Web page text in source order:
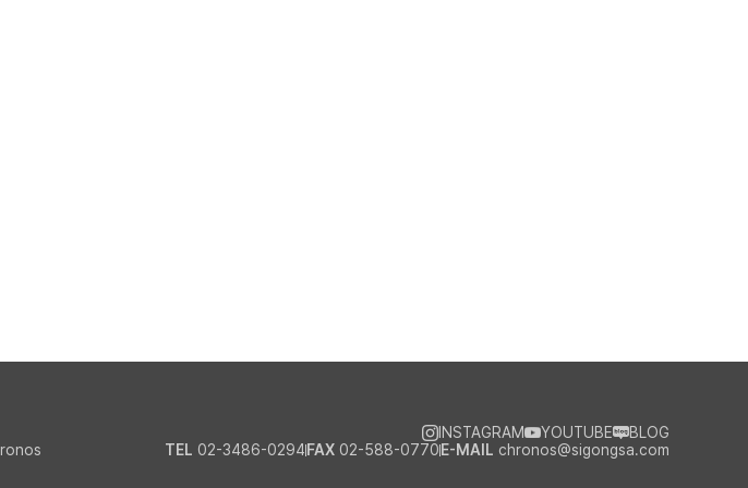
INSTAGRAM YOUTUBE
BLOG
TEL 02-3486-0294 FAX 02-588-0770 E-MAIL chronos@sigongsa.com